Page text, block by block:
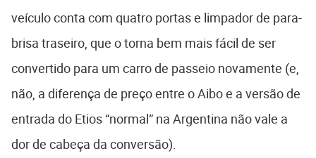
veículo conta com quatro portas e limpador de para-
brisa traseiro, que o torna bem mais fácil de ser
convertido para um carro de passeio novamente (e,
não, a diferença de preço entre o Aibo e a versão de
entrada do Etios “normal” na Argentina não vale a
dor de cabeça da conversão).